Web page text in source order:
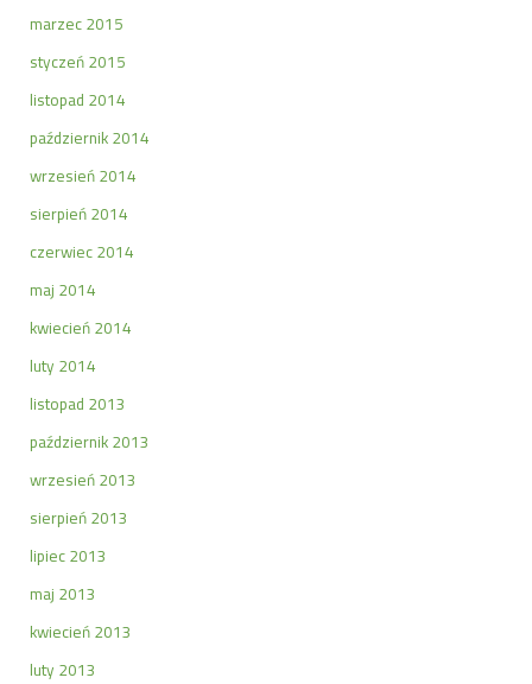
marzec 2015
styczeń 2015
listopad 2014
październik 2014
wrzesień 2014
sierpień 2014
czerwiec 2014
maj 2014
kwiecień 2014
luty 2014
listopad 2013
październik 2013
wrzesień 2013
sierpień 2013
lipiec 2013
maj 2013
kwiecień 2013
luty 2013